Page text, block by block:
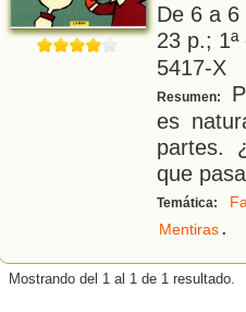
De 6 a
23 p.;
5417-X
Resumen:
es
partes.
que
Temática:
Mentiras.
Mostrando del 1 al 1 de 1 resultado.